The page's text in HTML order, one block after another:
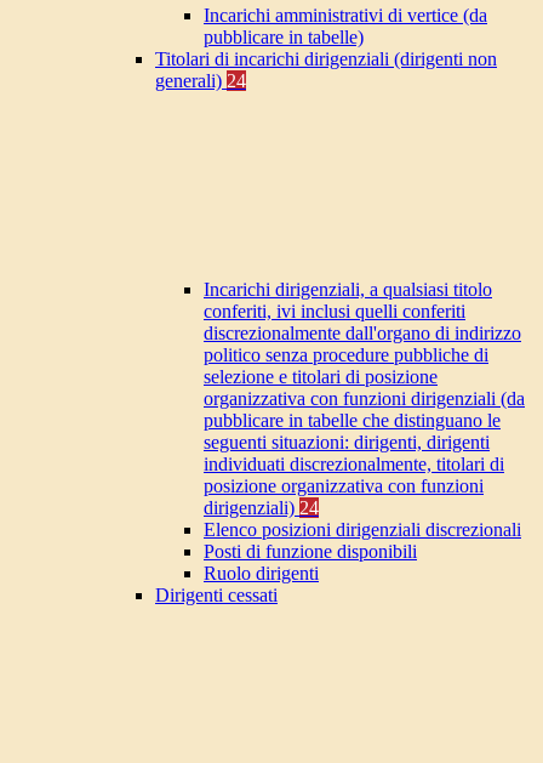
Incarichi amministrativi di vertice (da
pubblicare in tabelle)
Titolari di incarichi dirigenziali (dirigenti non
generali) 24
Incarichi dirigenziali, a qualsiasi titolo
conferiti, ivi inclusi quelli conferiti
discrezionalmente dall'organo di indirizzo
politico senza procedure pubbliche di
selezione e titolari di posizione
organizzativa con funzioni dirigenziali (da
pubblicare in tabelle che distinguano le
seguenti situazioni: dirigenti, dirigenti
individuati discrezionalmente, titolari di
posizione organizzativa con funzioni
dirigenziali) 24
Elenco posizioni dirigenziali discrezionali
Posti di funzione disponibili
Ruolo dirigenti
Dirigenti cessati